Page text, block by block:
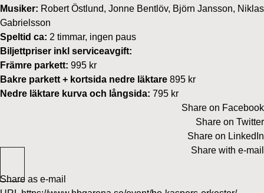
Musiker: Robert Östlund, Jonne Bentlöv, Björn Jansson, Niklas
Gabrielsson
Speltid ca: 2 timmar, ingen paus
Biljettpriser inkl serviceavgift:
Främre parkett: 995 kr
Bakre parkett + kortsida nedre läktare 895 kr
Nedre läktare kurva och långsida: 795 kr
Share on Facebook
Share on Twitter
Share on LinkedIn
Share with e-mail
Share as e-mail